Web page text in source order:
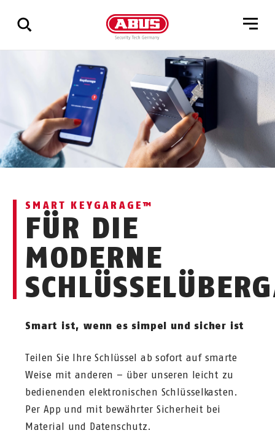
resultater
SMART KEYGARAGE™
FÜR DIE
MODERNE
Smart ist, wenn es simpel und sicher ist
Teilen Sie Ihre Schlüssel ab sofort auf smarte
Weise mit anderen – über unseren leicht zu
bedienenden elektronischen Schlüsselkasten.
Per App und mit bewährter Sicherheit bei
Material und Datenschutz.